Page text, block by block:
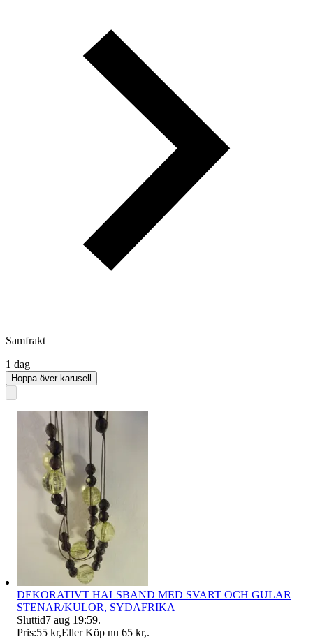
Samfrakt
1 dag
Hoppa över karusell
DEKORATIVT HALSBAND MED SVART OCH GULAR
STENAR/KULOR, SYDAFRIKA
Sluttid7 aug 19:59.
Pris:55 kr,Eller Köp nu 65 kr,.